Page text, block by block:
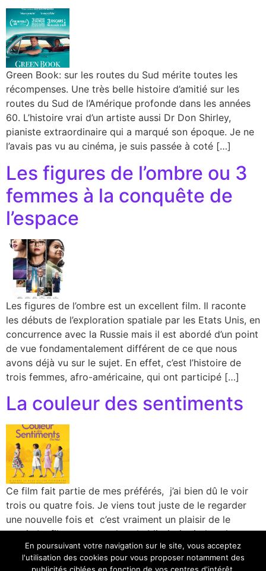
Green Book: sur les routes du Sud mérite toutes les
récompenses. Une très belle histoire d’amitié sur les
routes du Sud de l’Amérique profonde dans les années
60. L’histoire vrai d’un artiste aussi Dr Don Shirley,
pianiste extraordinaire qui a marqué son époque. Je ne
l’avais pas vu au cinéma, je suis passée à coté […]
Les figures de l’ombre ou 3
femmes à la conquête de
l’espace
Les figures de l’ombre est un excellent film. Il raconte
les débuts de l’exploration spatiale par les Etats Unis, en
concurrence avec la Russie mais il est abordé d’un point
de vue fondamentalement différent de ce que nous
avons déjà vu sur le sujet. En effet, c’est l’histoire de
trois femmes, afro-américaine, qui ont participé […]
La couleur des sentiments
Ce film fait partie de mes préférés, j’ai bien dû le voir
trois ou quatre fois. Je viens tout juste de le regarder
une nouvelle fois et c’est vraiment un plaisir de le
revoir. Le film se passe dans le Mississippi, dans les
années 60 quand les femmes noires travaillaient comme
bonnes pour les familles […]
En poursuivant votre navigation sur le site, vous acceptez
l'utilisation des cookies pour vous proposer notamment des